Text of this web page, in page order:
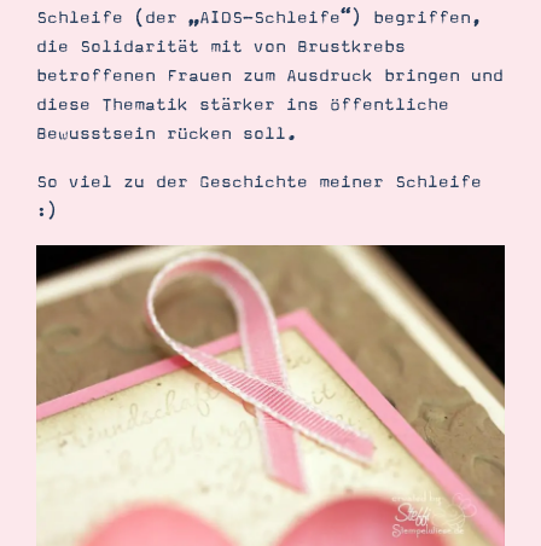
Schleife (der „AIDS-Schleife“) begriffen,
die Solidarität mit von Brustkrebs
betroffenen Frauen zum Ausdruck bringen und
diese Thematik stärker ins öffentliche
Bewusstsein rücken soll.
So viel zu der Geschichte meiner Schleife
:)